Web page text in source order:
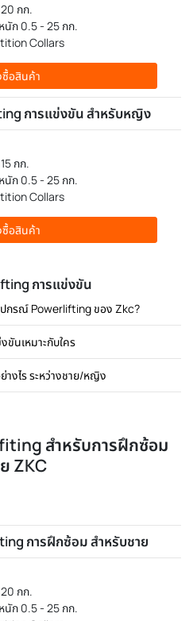
กก.
นัก 0.5 - 25 กก.
Collars
อสินค้า
การแข่งขัน สำหรับหญิง
กก.
นัก 0.5 - 25 กก.
Collars
อสินค้า
การแข่งขัน
ปกรณ์ Powerlifting ของ Zkc?
ขันเหมาะกับใคร
งไร ระหว่างชาย/หญิง
สำหรับการฝึกซ้อม
ZKC
การฝึกซ้อม สำหรับชาย
กก.
นัก 0.5 - 25 กก.